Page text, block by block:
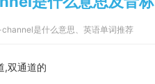
是什么意思、英语单词推荐
,双通道的